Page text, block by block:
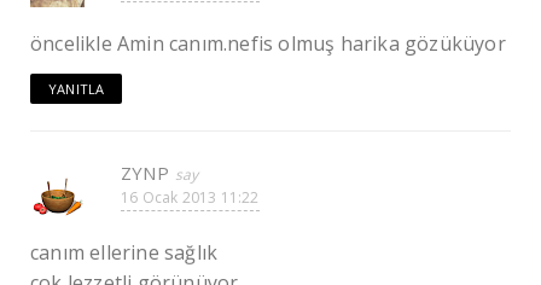
öncelikle Amin canım.nefis olmuş harika gözüküyor
YANITLA
ZYNP
16 Ocak 2013 11:22
canım ellerine sağlık